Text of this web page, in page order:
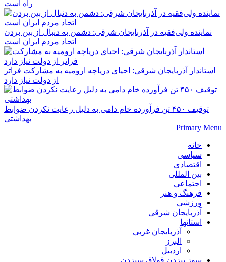
راه است
نماینده ولی‌فقیه در آذربایجان شرقی: دشمن به دنبال از بین بردن
اتحاد مردم ایران است
استاندار آذربایجان شرقی: احیای دریاچه ارومیه به مشارکت فراتر
از دولت نیاز دارد
توقیف ۴۵۰ تن فرآورده خام دامی به دلیل رعایت نکردن ضوابط
بهداشتی
Primary Menu
خانه
سیاسی
اقتصادی
بین المللی
اجتماعی
فرهنگ و هنر
ورزشی
آذربایجان شرقی
استانها
آذربایجان غربی
البرز
اردبیل
سوز بیزدن قولاق سیزدن